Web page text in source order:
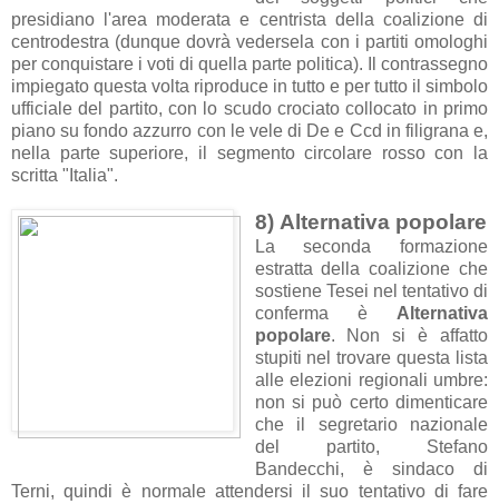
presidiano l'area moderata e centrista della coalizione di
centrodestra (dunque dovrà vedersela con i partiti omologhi
per conquistare i voti di quella parte politica). Il contrassegno
impiegato questa volta riproduce in tutto e per tutto il simbolo
ufficiale del partito, con lo scudo crociato collocato in primo
piano su fondo azzurro con le vele di De e Ccd in filigrana e,
nella parte superiore, il segmento circolare rosso con la
scritta "Italia".
8) Alternativa popolare
La seconda formazione
estratta della coalizione che
sostiene Tesei nel tentativo di
conferma è Alternativa
popolare. Non si è affatto
stupiti nel trovare questa lista
alle elezioni regionali umbre:
non si può certo dimenticare
che il segretario nazionale
del partito, Stefano
Bandecchi, è sindaco di
Terni, quindi è normale attendersi il suo tentativo di fare